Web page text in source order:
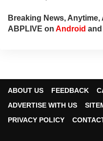
Breaking News,
ABPLIVE on Android and
ABOUT US FEEDBACK
ADVERTISE WITH US
PRIVACY POLICY